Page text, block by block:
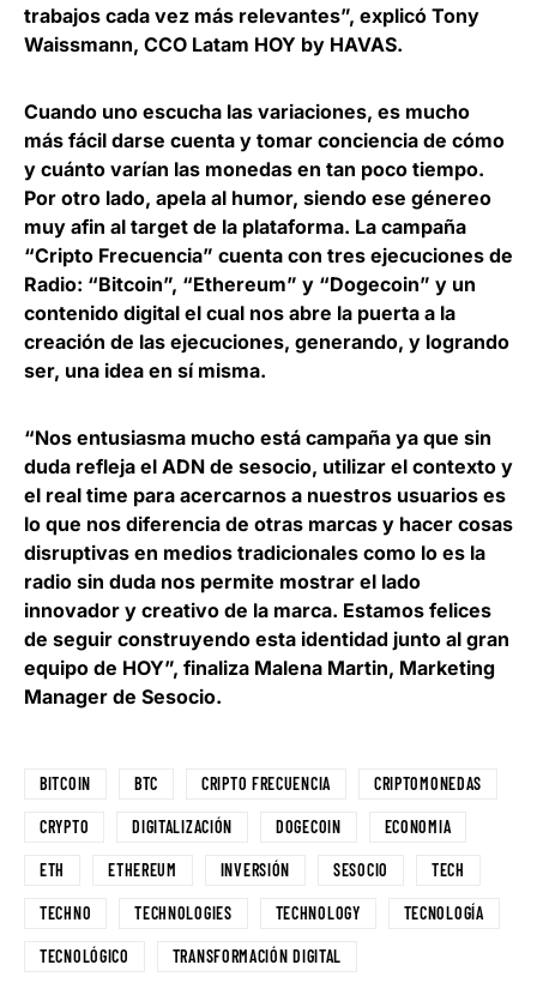
trabajos cada vez más relevantes”, explicó Tony
Waissmann, CCO Latam HOY by HAVAS.
Cuando uno escucha las variaciones, es mucho
más fácil darse cuenta y tomar conciencia de cómo
y cuánto varían las monedas en tan poco tiempo.
Por otro lado, apela al humor, siendo ese génereo
muy afin al target de la plataforma. La campaña
“Cripto Frecuencia” cuenta con tres ejecuciones de
Radio: “Bitcoin”, “Ethereum” y “Dogecoin” y un
contenido digital el cual nos abre la puerta a la
creación de las ejecuciones, generando, y logrando
ser, una idea en sí misma.
“Nos entusiasma mucho está campaña ya que sin
duda refleja el ADN de sesocio, utilizar el contexto y
el real time para acercarnos a nuestros usuarios es
lo que nos diferencia de otras marcas y hacer cosas
disruptivas en medios tradicionales como lo es la
radio sin duda nos permite mostrar el lado
innovador y creativo de la marca. Estamos felices
de seguir construyendo esta identidad junto al gran
equipo de HOY”, finaliza Malena Martin, Marketing
Manager de Sesocio.
BITCOIN BTC CRIPTO FRECUENCIA CRIPTOMONEDAS
CRYPTO DIGITALIZACIÓN DOGECOIN ECONOMIA
ETH ETHEREUM INVERSIÓN SESOCIO TECH
TECHNO TECHNOLOGIES TECHNOLOGY TECNOLOGÍA
TECNOLÓGICO TRANSFORMACIÓN DIGITAL